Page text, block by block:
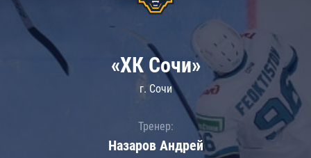
«ХК Сочи»
г. Сочи
Тренер:
Назаров Андрей